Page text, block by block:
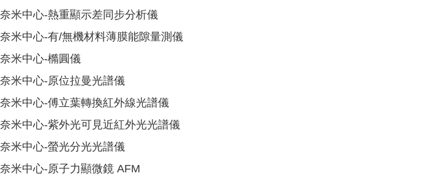
奈米中心-熱重顯示差同步分析儀
奈米中心-有/無機材料薄膜能隙量測儀
奈米中心-橢圓儀
奈米中心-原位拉曼光譜儀
奈米中心-傅立葉轉換紅外線光譜儀
奈米中心-紫外光可見近紅外光光譜儀
奈米中心-螢光分光光譜儀
奈米中心-原子力顯微鏡 AFM